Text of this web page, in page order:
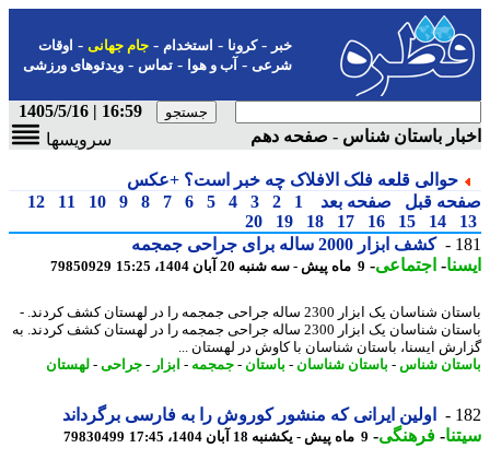
-کرونا-استخدام- جام جهانی-اوقات
شرعی-آب و هوا-تماس-ویدئوهای ورزشی
16:59 | 1405/5/16
باستان شناس - صفحه دهم
سرویسها
حوالی قلعه فلک الافلاک چه خبر است؟ +عکس
قبل صفحه بعد 1
2
3
4
5
6
7
8
9
10
11
12
14
15
16
17
18
19
20
کشف ابزار 2000 ساله برای جراحی جمجمه
-اجتماعی-9 ماه پیش - سه شنبه 20 آبان 1404، 15:25 79850929
باستان شناسان یک ابزار 2300 ساله جراحی جمجمه را در لهستان کشف کردند. -
باستان شناسان یک ابزار 2300 ساله جراحی جمجمه را در لهستان کشف کردند. به
ایسنا، باستان شناسان با کاوش در لهستان ...
شناس-باستان شناسان-باستان-جمجمه-ابزار - جراحی -لهستان
اولین ایرانی که منشور کوروش را به فارسی برگرداند
-فرهنگی-9 ماه پیش - یکشنبه 18 آبان 1404، 17:45 79830499